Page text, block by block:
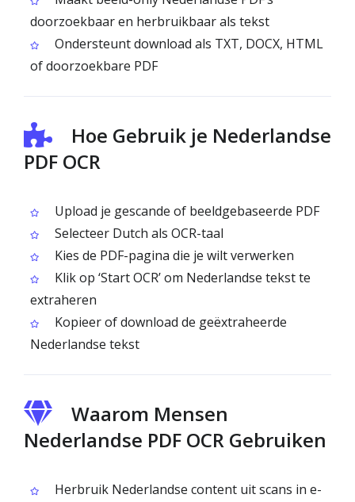
doorzoekbaar en herbruikbaar als tekst
Ondersteunt download als TXT, DOCX, HTML
of doorzoekbare PDF
Hoe Gebruik je Nederlandse
PDF OCR
Upload je gescande of beeldgebaseerde PDF
Selecteer Dutch als OCR-taal
Kies de PDF-pagina die je wilt verwerken
Klik op ‘Start OCR’ om Nederlandse tekst te
extraheren
Kopieer of download de geëxtraheerde
Nederlandse tekst
Waarom Mensen
Nederlandse PDF OCR Gebruiken
Herbruik Nederlandse content uit scans in e-